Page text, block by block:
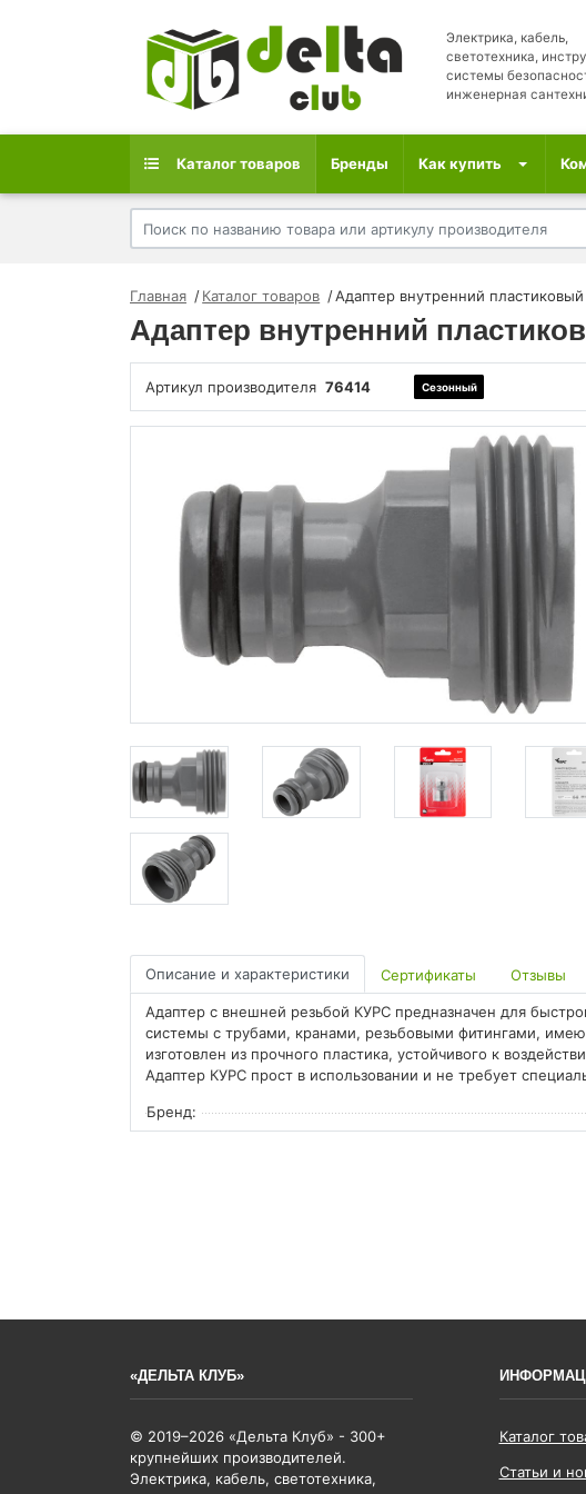
Электрика, кабель,
светотехника,
системы
инженерная
Каталог товаров Бренды Как купить
Главная Каталог товаров Адаптер внутренний
Адаптер внутренний
Артикул производителя 76414 Сезонный
Описание и характеристики Сертификаты Отзывы
Адаптер с внешней резьбой КУРС предназначен для
системы с трубами, кранами, резьбовыми фитингами,
изготовлен из прочного пластика, устойчивого к
Адаптер КУРС прост в использовании и не требует
Бренд:
«ДЕЛЬТА КЛУБ»
© 2019–2026 «Дельта Клуб» - 300+
крупнейших производителей.
Электрика, кабель, светотехника,
Каталог
Статьи и